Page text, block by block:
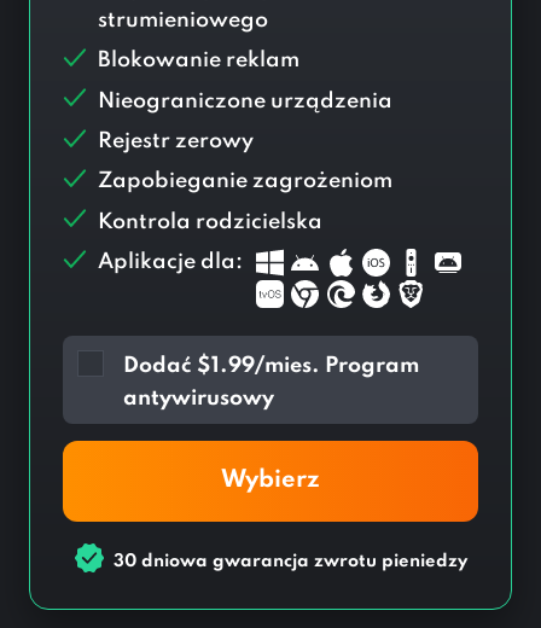
strumieniowego
Blokowanie reklam
Nieograniczone urządzenia
Rejestr zerowy
Zapobieganie zagrożeniom
Kontrola rodzicielska
Aplikacje dla:
Dodać $1.99/mies. Program
antywirusowy
Wybierz
30 dniowa gwarancja zwrotu pieniedzy